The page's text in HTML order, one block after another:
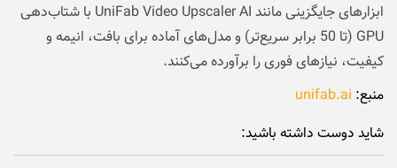
ابزارهای جایگزینی مانند UniFab Video Upscaler AI با شتاب‌دهی
GPU (تا 50 برابر سریع‌تر) و مدل‌های آماده برای بافت، انیمه و
کیفیت، نیازهای فوری را برآورده می‌کنند.
منبع: unifab.ai
شاید دوست داشته باشید: